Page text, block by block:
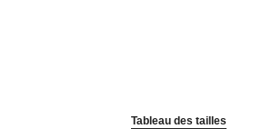
Tableau des tailles